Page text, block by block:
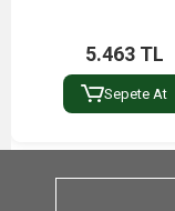
5.463 TL
Sepete At